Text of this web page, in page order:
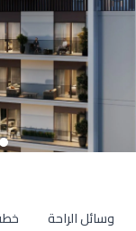
وسائل الراحة